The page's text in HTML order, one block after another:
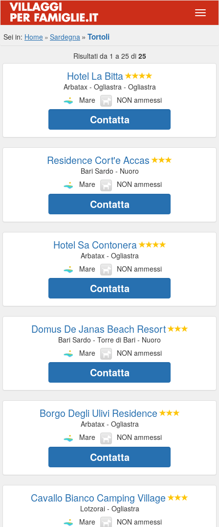
Sei in: Home Sardegna Tortoli
Risultati da 1 a 25 di 25
Hotel La Bitta
Arbatax - Ogliastra - Ogliastra
Mare
NON ammessi
Contatta
Residence Cort'e Accas
Bari Sardo - Nuoro
Mare
NON ammessi
Contatta
Hotel Sa Contonera
Arbatax - Ogliastra
Mare
NON ammessi
Contatta
Domus De Janas Beach Resort
Bari Sardo - Torre di Bari - Nuoro
Mare
NON ammessi
Contatta
Borgo Degli Ulivi Residence
Arbatax - Ogliastra
Mare
NON ammessi
Contatta
Cavallo Bianco Camping Village
Lotzorai - Ogliastra
Mare
NON ammessi